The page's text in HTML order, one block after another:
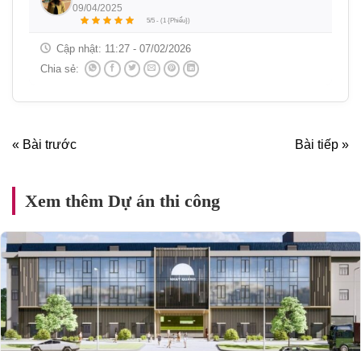
09/04/2025
5/5 - (1 {Phiếu})
Cập nhật: 11:27 - 07/02/2026
Chia sẻ:
« Bài trước Bài tiếp »
Xem thêm Dự án thi công